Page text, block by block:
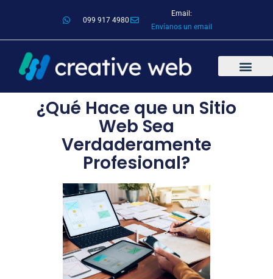
099 917 4980
Email:
Envíanos un email
¿Qué Hace que un Sitio
Web Sea
Verdaderamente
Profesional?